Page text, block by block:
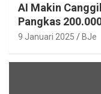
AI Makin
Pangkas
9 Januari 2025 BJe